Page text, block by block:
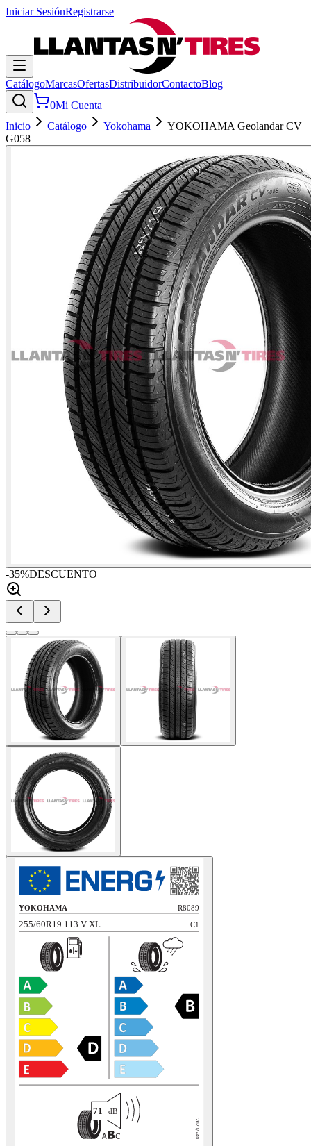
Iniciar SesiónRegistrarse
CatálogoMarcasOfertasDistribuidorContactoBlog
0Mi Cuenta
Inicio
Catálogo Yokohama
YOKOHAMA Geolandar CV
G058
-35%DESCUENTO